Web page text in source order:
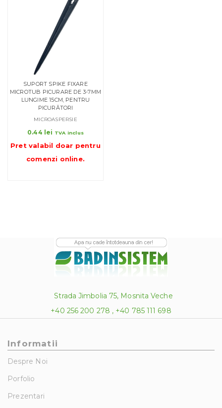
SUPORT SPIKE FIXARE
MICROTUB PICURARE DE 3-7MM
LUNGIME 15CM, PENTRU
PICURĂTORI
MICROASPERSIE
0.44 lei TVA inclus
Pret valabil doar pentru
comenzi online.
Strada Jimbolia 75, Mosnita Veche
+40 256 200 278 , +40 785 111 698
Informatii
Despre Noi
Porfolio
Prezentari